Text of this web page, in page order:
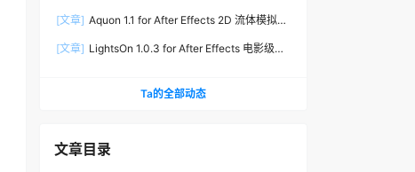
[文章] Aquon 1.1 for After Effects 2D 流体模拟插
[文章] LightsOn 1.0.3 for After Effects 电影级镜
Ta的全部动态
文章目录